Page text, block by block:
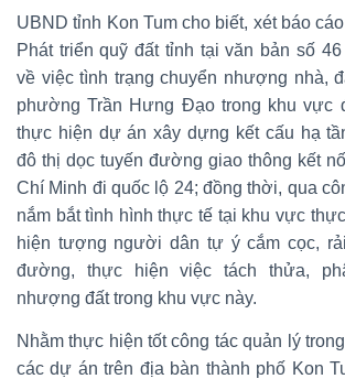
UBND tỉnh Kon Tum cho biết, xét báo
Phát triển quỹ đất tỉnh tại văn bản số 46
về việc tình trạng chuyển nhượng nhà,
phường Trần Hưng Đạo trong khu vực
thực hiện dự án xây dựng kết cấu hạ
đô thị dọc tuyến đường giao thông kết
Chí Minh đi quốc lộ 24; đồng thời, qua
nắm bắt tình hình thực tế tại khu vực
hiện tượng người dân tự ý cắm cọc,
đường, thực hiện việc tách thửa,
nhượng đất trong khu vực này.
Nhằm thực hiện tốt công tác quản lý
các dự án trên địa bàn thành phố Kon